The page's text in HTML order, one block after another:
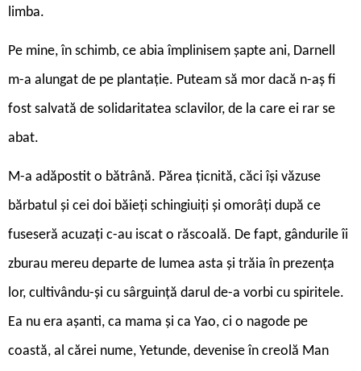
limba.
Pe mine, în schimb, ce abia împlinisem șapte ani, Darnell
m-a alungat de pe plantație. Puteam să mor dacă n-aș fi
fost salvată de solidaritatea sclavilor, de la care ei rar se
abat.
M-a adăpostit o bătrână. Părea țicnită, căci își văzuse
bărbatul și cei doi băieți schingiuiți și omorâți după ce
fuseseră acuzați c-au iscat o răscoală. De fapt, gândurile îi
zburau mereu departe de lumea asta și trăia în prezența
lor, cultivându-și cu sârguință darul de-a vorbi cu spiritele.
Ea nu era aşanti, ca mama și ca Yao, ci o nagode pe
coastă, al cărei nume, Yetunde, devenise în creolă Man